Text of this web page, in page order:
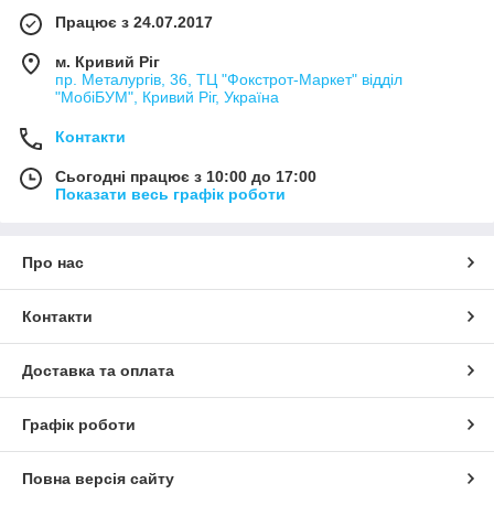
Працює з 24.07.2017
м. Кривий Ріг
пр. Металургів, 36, ТЦ "Фокстрот-Маркет" відділ
"МобіБУМ", Кривий Ріг, Україна
Контакти
Сьогодні працює з 10:00 до 17:00
Показати весь графік роботи
Про нас
Контакти
Доставка та оплата
Графік роботи
Повна версія сайту